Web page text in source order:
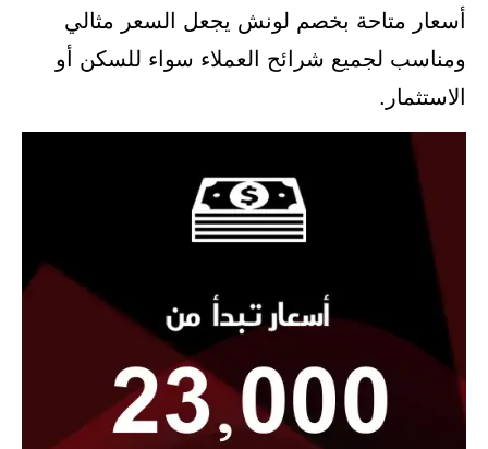
أسعار متاحة بخصم لونش يجعل السعر مثالي
ومناسب لجميع شرائح العملاء سواء للسكن أو
الاستثمار.